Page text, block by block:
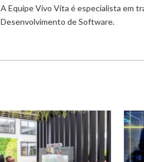
A Equipe Vivo Vita é especialista em
Desenvolvimento de Software.